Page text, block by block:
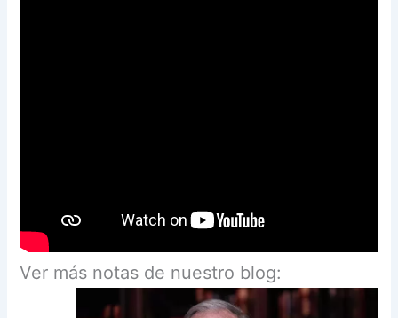
Ver más notas de nuestro blog: